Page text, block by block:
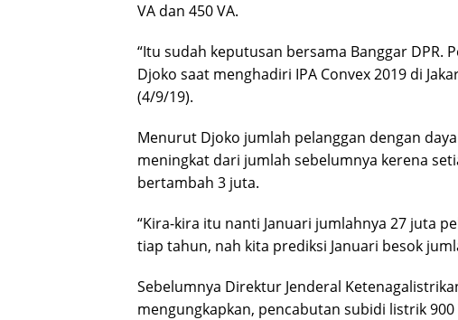
VA dan 450 VA.
“Itu sudah keputusan bersama Banggar DPR.
Djoko saat menghadiri IPA Convex 2019 di
(4/9/19).
Menurut Djoko jumlah pelanggan dengan
meningkat dari jumlah sebelumnya kerena
bertambah 3 juta.
“Kira-kira itu nanti Januari jumlahnya 27 juta
tiap tahun, nah kita prediksi Januari besok
Sebelumnya Direktur Jenderal
mengungkapkan, pencabutan subidi listrik